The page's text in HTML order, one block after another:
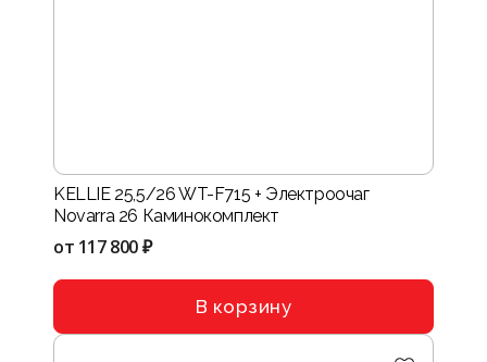
KELLIE 25,5/26 WT-F715 + Электроочаг
Novarra 26 Каминокомплект
от 117 800 ₽
В корзину